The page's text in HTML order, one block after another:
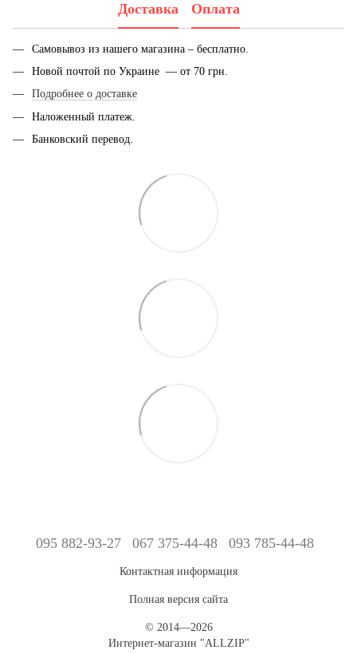
Доставка Оплата
Самовывоз из нашего магазина – бесплатно.
Новой почтой по Украине — от 70 грн.
Подробнее о доставке
Наложенный платеж.
Банковский перевод.
095 882-93-27 067 375-44-48 093 785-44-48
Контактная информация
Полная версия сайта
© 2014—2026
Интернет-магазин "ALLZIP"